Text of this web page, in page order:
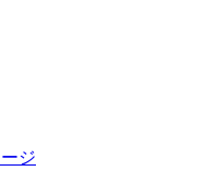
ジ